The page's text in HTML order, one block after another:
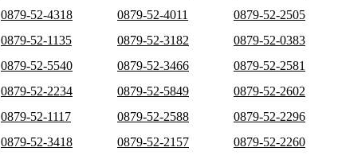
0879-52-4318
0879-52-4011 0879-52-2505
0879-52-1135
0879-52-3182 0879-52-0383
0879-52-5540
0879-52-3466 0879-52-2581
0879-52-2234
0879-52-5849 0879-52-2602
0879-52-1117
0879-52-2588 0879-52-2296
0879-52-3418
0879-52-2157 0879-52-2260